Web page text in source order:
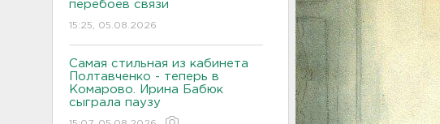
перебоев связи
15:25, 05.08.2026
Самая стильная из кабинета
Полтавченко - теперь в
Комарово. Ирина Бабюк
сыграла паузу